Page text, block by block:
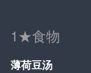
1★食物
薄荷豆汤